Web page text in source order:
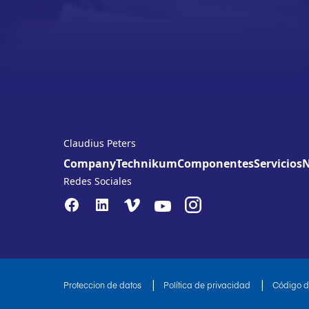
Claudius Peters
CompanyTechnikumComponentesServicios
Redes Sociales
Proteccion de datos | Política de privacidad | Código